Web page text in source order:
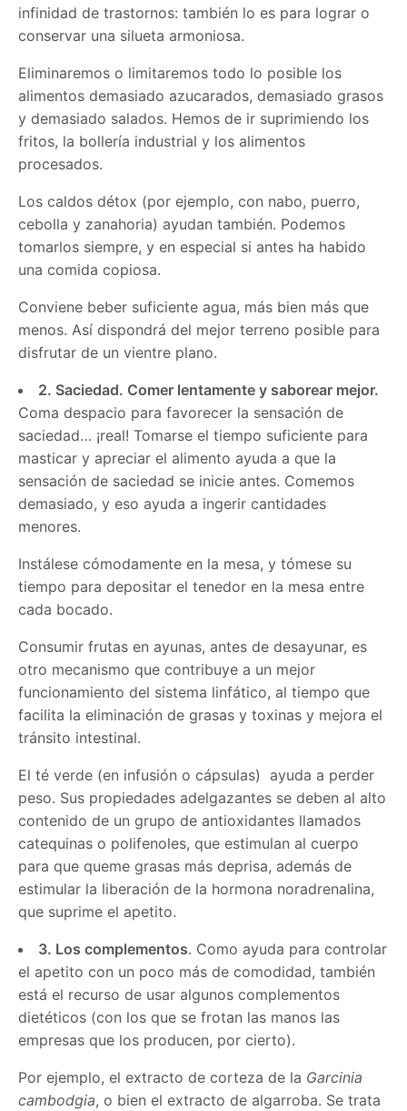
infinidad de trastornos: también lo es para lograr o
conservar una silueta armoniosa.
Eliminaremos o limitaremos todo lo posible los
alimentos demasiado azucarados, demasiado grasos
y demasiado salados. Hemos de ir suprimiendo los
fritos, la bollería industrial y los alimentos
procesados.
Los caldos détox (por ejemplo, con nabo, puerro,
cebolla y zanahoria) ayudan también. Podemos
tomarlos siempre, y en especial si antes ha habido
una comida copiosa.
Conviene beber suficiente agua, más bien más que
menos. Así dispondrá del mejor terreno posible para
disfrutar de un vientre plano.
2. Saciedad. Comer lentamente y saborear mejor.
Coma despacio para favorecer la sensación de
saciedad… ¡real! Tomarse el tiempo suficiente para
masticar y apreciar el alimento ayuda a que la
sensación de saciedad se inicie antes. Comemos
demasiado, y eso ayuda a ingerir cantidades
menores.
Instálese cómodamente en la mesa, y tómese su
tiempo para depositar el tenedor en la mesa entre
cada bocado.
Consumir frutas en ayunas, antes de desayunar, es
otro mecanismo que contribuye a un mejor
funcionamiento del sistema linfático, al tiempo que
facilita la eliminación de grasas y toxinas y mejora el
tránsito intestinal.
El té verde (en infusión o cápsulas) ayuda a perder
peso. Sus propiedades adelgazantes se deben al alto
contenido de un grupo de antioxidantes llamados
catequinas o polifenoles, que estimulan al cuerpo
para que queme grasas más deprisa, además de
estimular la liberación de la hormona noradrenalina,
que suprime el apetito.
3. Los complementos. Como ayuda para controlar
el apetito con un poco más de comodidad, también
está el recurso de usar algunos complementos
dietéticos (con los que se frotan las manos las
empresas que los producen, por cierto).
Por ejemplo, el extracto de corteza de la Garcinia
cambodgia, o bien el extracto de algarroba. Se trata